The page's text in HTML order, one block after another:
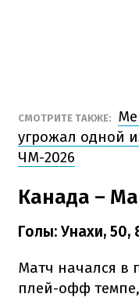
СМОТРИТЕ ТАКЖЕ:
угрожал одной
ЧМ-2026
Канада –
Голы: Унахи, 50,
Матч начался в
плей-офф